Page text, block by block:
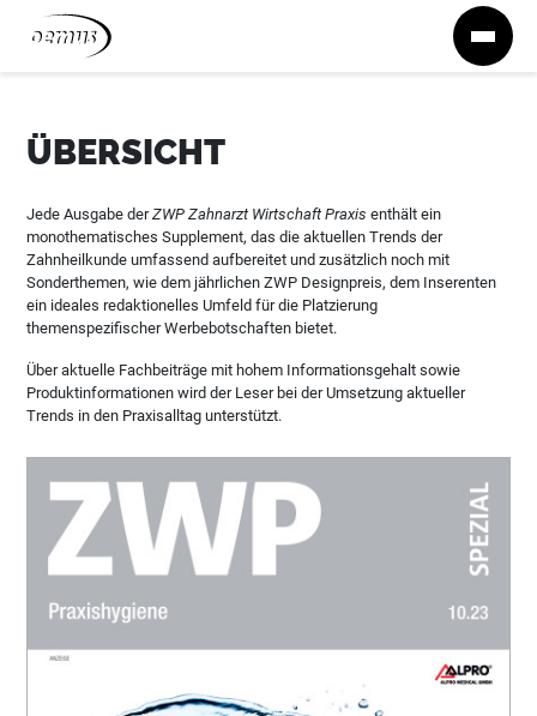
Zum Inhalt springen
ÜBERSICHT
Jede Ausgabe derZWP Zahnarzt Wirtschaft Praxis enthält ein
monothematisches Supplement, das die aktuellen Trends der
Zahnheilkunde umfassend aufbereitet und zusätzlich noch mit
Sonderthemen, wie dem jährlichen ZWP Designpreis, dem Inserenten
ein ideales redaktionelles Umfeld für die Platzierung
themenspezifischer Werbebotschaften bietet.
Über aktuelle Fachbeiträge mit hohem Informationsgehalt sowie
Produktinformationen wird der Leser bei der Umsetzung aktueller
Trends in den Praxisalltag unterstützt.